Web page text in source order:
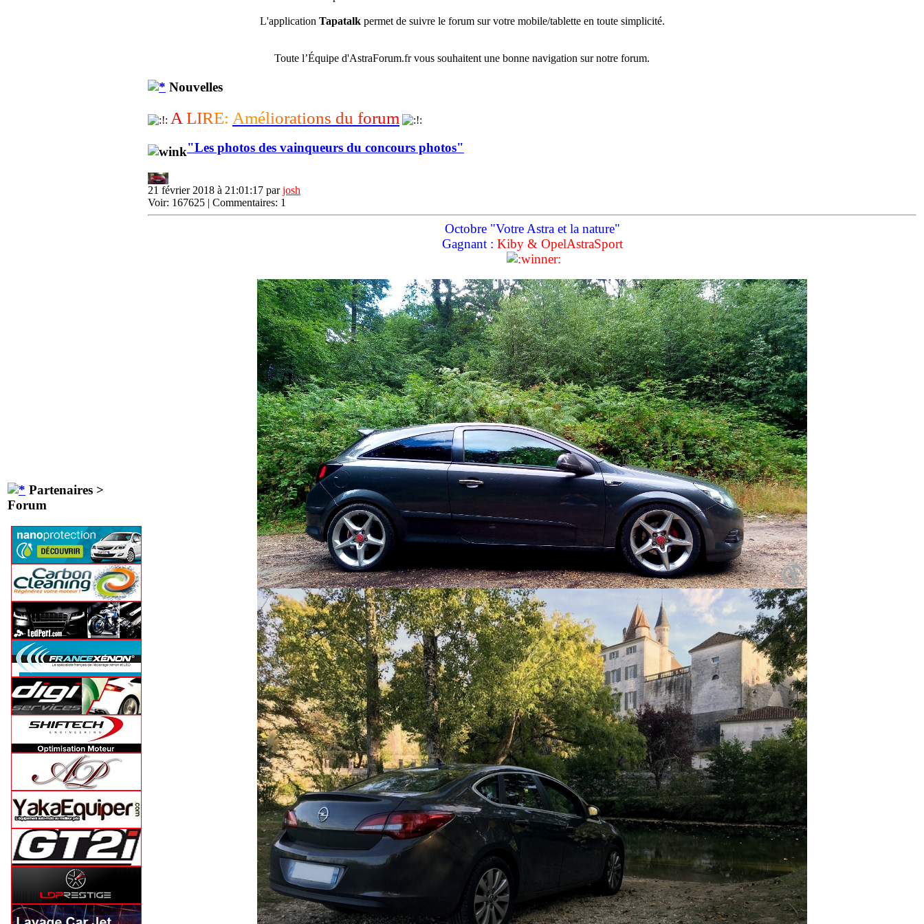
L'application Tapatalkpermet de suivre le forum sur votre mobile/tablette en toute simplicité.
Toute l’Équipe d'AstraForum.fr vous souhaitent une bonne navigation sur notre forum.
Partenaires >
Forum
Nouvelles
A LIRE: Améliorations du forum
"Les photos des vainqueurs du concours photos"
21 février 2018 à 21:01:17 parjosh
Voir: 167625 | Commentaires: 1
Octobre "Votre Astra et la nature"
Gagnant : Kiby & OpelAstraSport